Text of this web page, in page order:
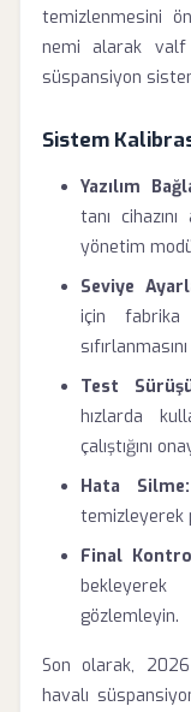
temizlenmesini
nemi alarak valf
süspansiyon
Sistem
Yazılım
tanı
yönetim
Seviye
için fabrika
Test
hızlarda
çalıştığını
Hata Silme:
temizleyerek
Final
bekleyerek
gözlemleyin.
Son olarak,
havalı